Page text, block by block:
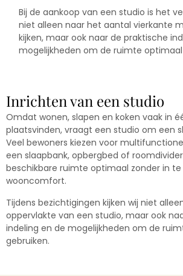
Bij de aankoop van een studio is het
niet alleen naar het aantal vierkante
kijken, maar ook naar de praktische
mogelijkheden om de ruimte
Inrichten van een studio
Omdat wonen, slapen en koken vaak in
plaatsvinden, vraagt een studio om een
Veel bewoners kiezen voor
een slaapbank, opbergbed of
beschikbare ruimte optimaal zonder in te
wooncomfort.
Tijdens bezichtigingen kijken wij niet
oppervlakte van een studio, maar ook
indeling en de mogelijkheden om de
gebruiken.